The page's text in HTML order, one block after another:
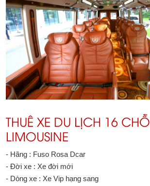
THUÊ XE DU LỊCH 16 CHỖ
LIMOUSINE
- Hãng : Fuso Rosa Dcar
- Đời xe : Xe đời mới
- Dòng xe : Xe Vip hạng sang